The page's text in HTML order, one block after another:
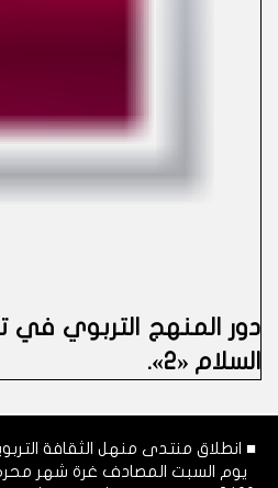
دور المنهج التربوي في
السلام «2»
.
■ انطلاق منتدى منهل الثقافة
يوم السبت المصادف غرة شهر